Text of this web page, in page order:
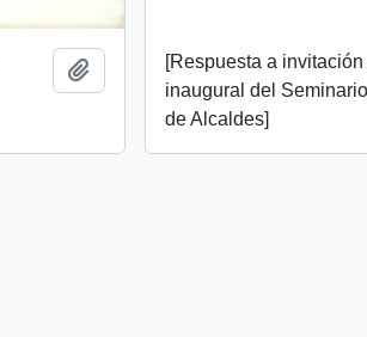
Añadir al portapapeles
[Respuesta a
inaugural del
de Alcaldes]